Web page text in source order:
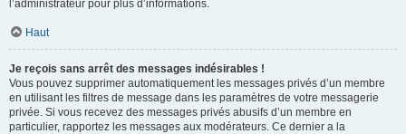
l’administrateur pour plus d’informations.
Haut
Je reçois sans arrêt des messages indésirables !
Vous pouvez supprimer automatiquement les messages privés d’un membre
en utilisant les filtres de message dans les paramètres de votre messagerie
privée. Si vous recevez des messages privés abusifs d’un membre en
particulier, rapportez les messages aux modérateurs. Ce dernier a la